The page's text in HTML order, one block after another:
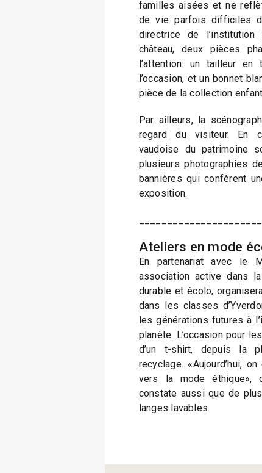
familles aisées et ne
de vie parfois difficiles
directrice de
château, deux pièces
l’attention: un tailleur
l’occasion, et un bonnet
pièce de la collection
Par ailleurs, la
regard du visiteur. En
vaudoise du patrimoine
plusieurs photographies
bannières qui confèrent
exposition.
Ateliers en mode
En partenariat avec le
association active dans
durable et écolo,
dans les classes
les générations futures à
planète. L’occasion pour
d’un t-shirt, depuis la
recyclage. «Aujourd’hui,
vers la mode éthique»,
constate aussi que de
langes lavables.